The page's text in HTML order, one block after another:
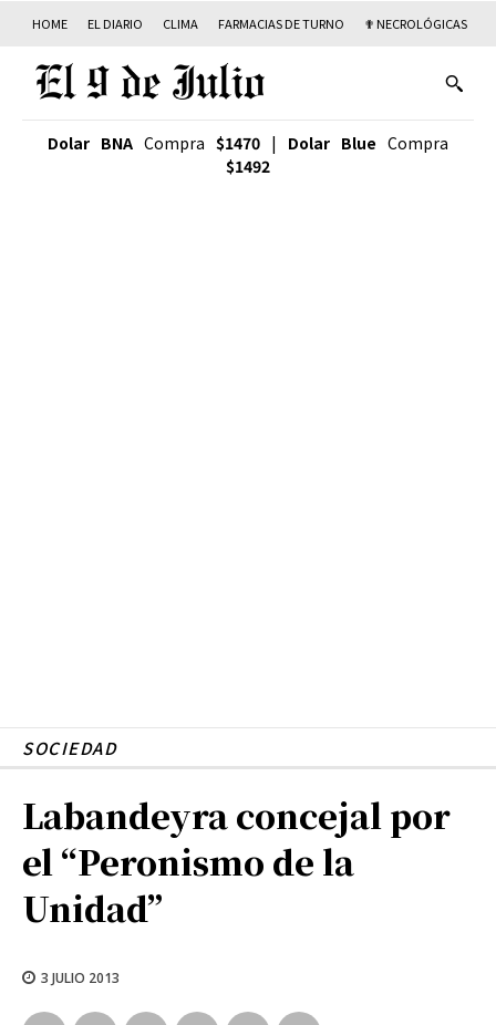
HOME EL DIARIO CLIMA FARMACIAS DE TURNO ✟ NECROLÓGICAS
Dolar BNA Compra $1470 | Dolar Blue Compra
$1492
SOCIEDAD
Labandeyra concejal por
el “Peronismo de la
Unidad”
3 JULIO 2013